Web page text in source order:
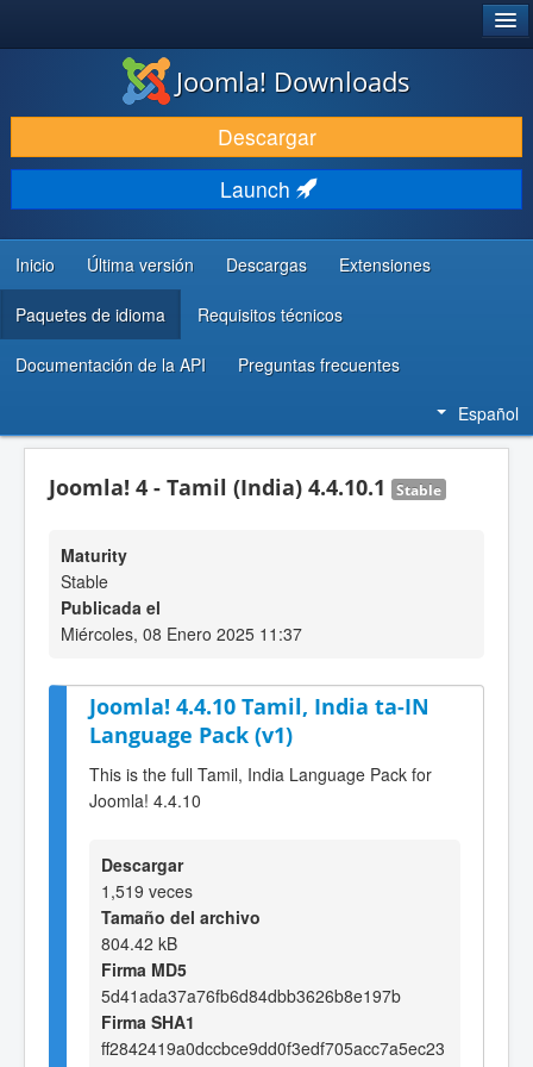
DESCARGAR & EXTENDER
DESCUBRE & APRENDE
COMUNIDAD & SOPORTE
RECURSOS PARA DESARROLLADORES
Joomla! Downloads
Descargar
Launch
Inicio Última versión Descargas Extensiones
Paquetes de idioma Requisitos técnicos
Documentación de la API Preguntas frecuentes
Español
Joomla! 4 - Tamil (India) 4.4.10.1 Stable
Maturity
Stable
Publicada el
Miércoles, 08 Enero 2025 11:37
Joomla! 4.4.10 Tamil, India ta-IN
Language Pack (v1)
This is the full Tamil, India Language Pack for
Joomla! 4.4.10
Descargar
1,519 veces
Tamaño del archivo
804.42 kB
Firma MD5
5d41ada37a76fb6d84dbb3626b8e197b
Firma SHA1
ff2842419a0dccbce9dd0f3edf705acc7a5ec23